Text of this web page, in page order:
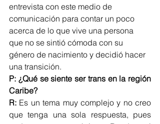
entrevista con este medio de
comunicación para contar un poco
acerca de lo que vive una persona
que no se sintió cómoda con su
género de nacimiento y decidió hacer
una transición.
P: ¿Qué se siente ser trans en la región
Caribe?
R: Es un tema muy complejo y no creo
que tenga una sola respuesta, pues